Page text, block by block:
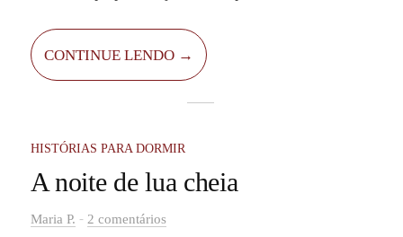
onde adoravam ficar.
CONTINUE LENDO →
HISTÓRIAS PARA DORMIR
A noite de lua cheia
Maria P. - 2 comentários